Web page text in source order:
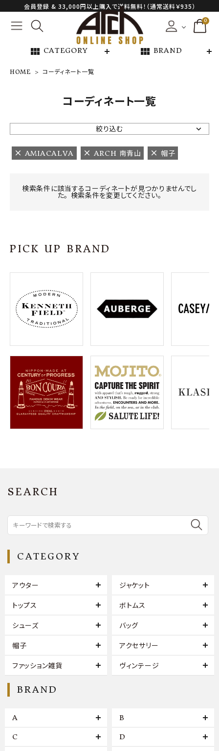
会員登録 & 33,000円以上購入で送料無料！（通常送料￥935）
0
view_module CATEGORY view_module BRAND
NEW ARRIVAL
ARCH EXCLUSIVE
BRAND
INFORMATION
ご利用ガイド
プライバシーポリシー
特定商取引法について
お問い合わせ
OFFICIAL WEB SITE
ACCOUNT MENU
ようこそ ゲスト 様
meeting_room ログイン 会員登録
HOME コーディネート一覧
コーディネート一覧
絞り込む
AMIACALVA ARCH 南青山 帽子
検索条件に該当するコーディネートが見つかりませんでし
た。 検索条件を変更してください。
PICK UP BRAND
SEARCH
CATEGORY
アウター ジャケット
トップス ボトムス
シューズ バッグ
帽子 アクセサリー
ファッション雑貨 ヴィンテージ
BRAND
A B
C D